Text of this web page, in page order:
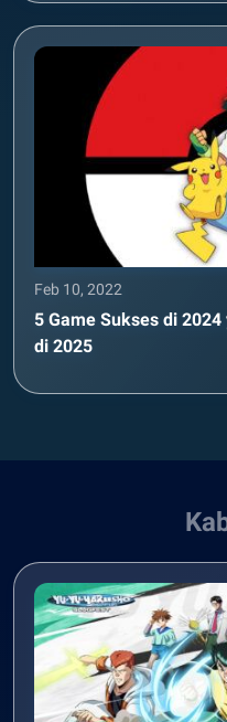
Feb 10, 2022
5 Game Sukses di
di 2025